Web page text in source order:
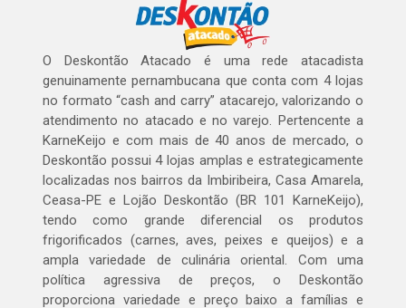
O Deskontão Atacado é uma rede atacadista
genuinamente pernambucana que conta com 4 lojas
no formato “cash and carry” atacarejo, valorizando o
atendimento no atacado e no varejo. Pertencente a
KarneKeijo e com mais de 40 anos de mercado, o
Deskontão possui 4 lojas amplas e estrategicamente
localizadas nos bairros da Imbiribeira, Casa Amarela,
Ceasa-PE e Lojão Deskontão (BR 101 KarneKeijo),
tendo como grande diferencial os produtos
frigorificados (carnes, aves, peixes e queijos) e a
ampla variedade de culinária oriental. Com uma
política agressiva de preços, o Deskontão
proporciona variedade e preço baixo a famílias e